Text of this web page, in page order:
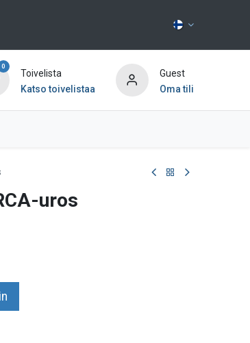
0
Toivelista
Katso toivelistaa
Guest
Oma tili
uros